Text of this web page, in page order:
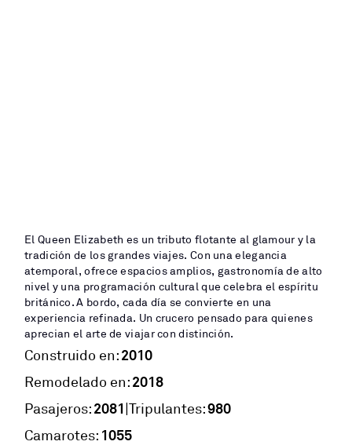
El Queen Elizabeth es un tributo flotante al glamour y la
tradición de los grandes viajes. Con una elegancia
atemporal, ofrece espacios amplios, gastronomía de alto
nivel y una programación cultural que celebra el espíritu
británico. A bordo, cada día se convierte en una
experiencia refinada. Un crucero pensado para quienes
aprecian el arte de viajar con distinción.
Construido en:2010
Remodelado en:2018
Pasajeros:2081|Tripulantes:980
Camarotes: 1055